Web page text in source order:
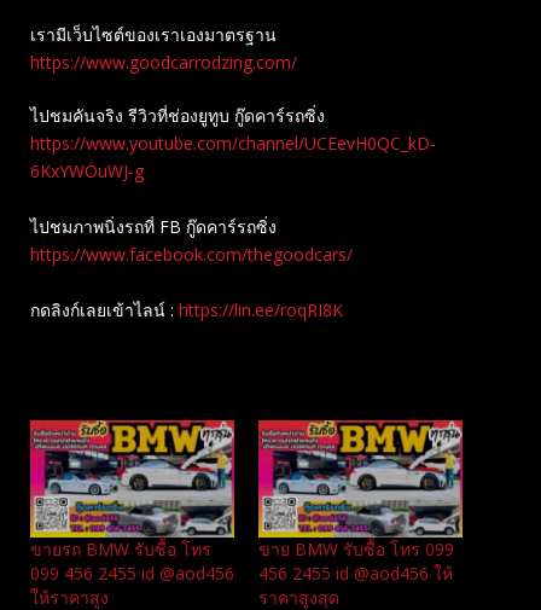
เรามีเว็บไซต์ของเราเองมาตรฐาน
https://www.goodcarrodzing.com/
ไปชมคันจริง รีวิวที่ช่องยู​ทูบ​ กู๊ดคาร์รถซิ่ง
https://www.youtube.com/channel/UCEevH0QC_kD-
6KxYWOuWJ-g
ไปชมภาพนิ่งรถที่ FB กู๊ดคาร์รถซิ่ง
https://www.facebook.com/thegoodcars/
กดลิงก์เลยเข้าไลน์ : https://lin.ee/roqRI8K
ขายรถ BMW รับซื้อ โทร
099 456 2455 id @aod456
ให้ราคาสูง
ขาย BMW รับซื้อ โทร 099
456 2455 id @aod456 ให้
ราคาสูงสุด